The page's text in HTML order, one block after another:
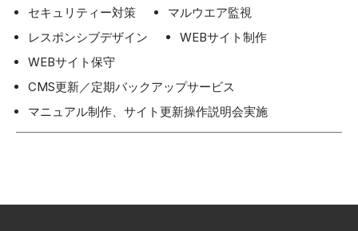
セキュリティー対策
マルウエア監視
レスポンシブデザイン
WEBサイト制作
WEBサイト保守
CMS更新／定期バックアップサービス
マニュアル制作、サイト更新操作説明会実施